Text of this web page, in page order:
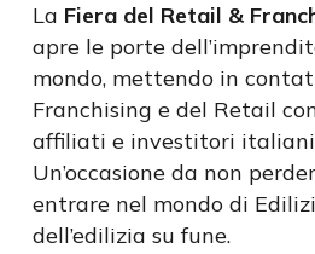
La Fiera del Retail &
apre le porte
mondo, mettendo in
Franchising e del Retail
affiliati e investitori
Un’occasione da non
entrare nel mondo di
dell’edilizia su fune.